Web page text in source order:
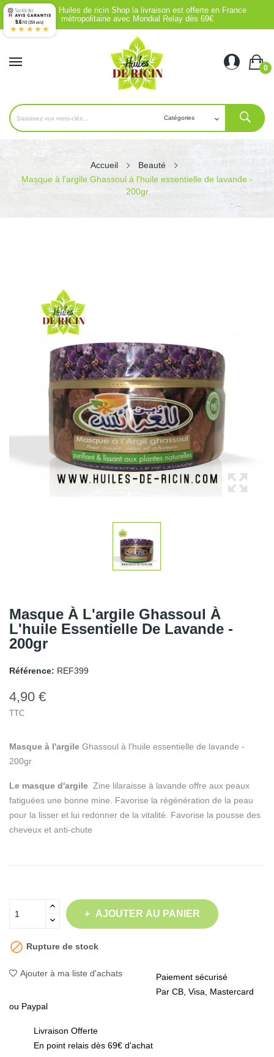
Chez Huiles de ricin Shop la livraison est offerte en France
métropolitaine avec Mondial Relay dès 69€
0
Accueil
Beauté
Masque à l'argile Ghassoul à l'huile essentielle de lavande -
200gr
Masque À L'argile Ghassoul À
L'huile Essentielle De Lavande -
200gr
Référence: REF399
4,90 €
TTC
Masque à l'argile Ghassoul à l'huile essentielle de lavande -
200gr
Le masque d'argile Zine lilaraisse à lavande offre aux peaux
fatiguées une bonne mine. Favorise la régénération de la peau
pour la lisser et lui redonner de la vitalité. Favorise la pousse des
cheveux et anti-chute
AJOUTER AU PANIER
 Rupture de stock
Ajouter à ma liste d'achats
Paiement sécurisé
Par CB, Visa, Mastercard
ou Paypal
Livraison Offerte
En point relais dès 69€ d'achat
9.6/10 (354 avis)
★★★★★